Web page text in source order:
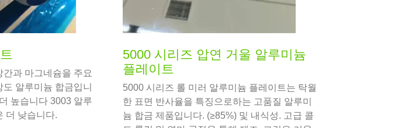
과 마그네슘을 주요
알루미늄 합금입니
높습니다 3003 알루
더 낮습니다.
5000 시리즈 압연 거울 알루미늄
플레이트
5000 시리즈 롤 미러 알루미늄 플레이트는 탁월
한 표면 반사율을 특징으로하는 고품질 알루미
늄 합금 제품입니다. (≥85%) 및 내식성. 고급 콜